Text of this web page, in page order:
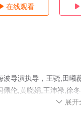
在线观看 
导演执导，王骁,田
伦,黄晓娟,王沛禄,徐
情已揭晓（第24集已
 展开